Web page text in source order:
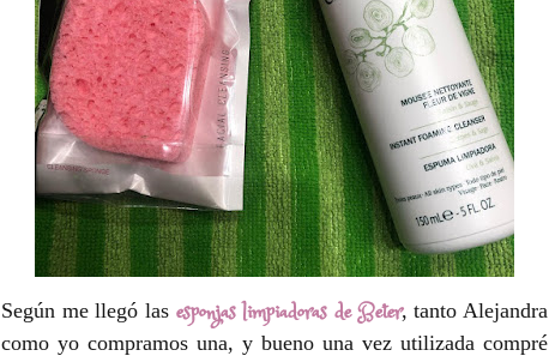
Según me llegó las esponjas limpiadoras de Beter, tanto Alejandra
como yo compramos una, y bueno una vez utilizada compré